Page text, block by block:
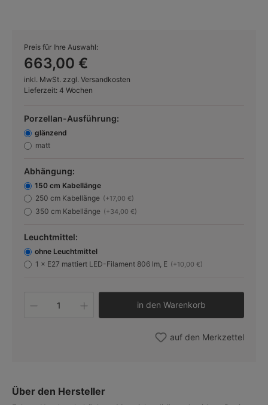
Preis für Ihre Auswahl:
663,00 €
inkl. MwSt. zzgl. Versandkosten
Lieferzeit: 4 Wochen
Porzellan-Ausführung:
glänzend
matt
Abhängung:
150 cm Kabellänge
250 cm Kabellänge (+17,00 €)
350 cm Kabellänge (+34,00 €)
Leuchtmittel:
ohne Leuchtmittel
1 × E27 mattiert LED-Filament 806 lm, E (+10,00 €)
Produkt Anzahl: Gib den
in den Warenkorb
auf den Merkzettel
Über den Hersteller